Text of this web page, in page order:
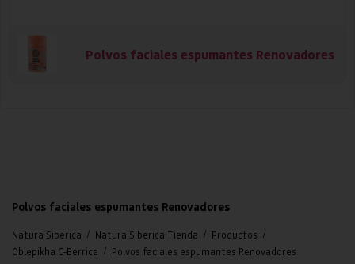
Polvos faciales espumantes Renovadores
Polvos faciales espumantes Renovadores
Natura Siberica / Natura Siberica Tienda / Productos /
Oblepikha C-Berrica / Polvos faciales espumantes Renovadores